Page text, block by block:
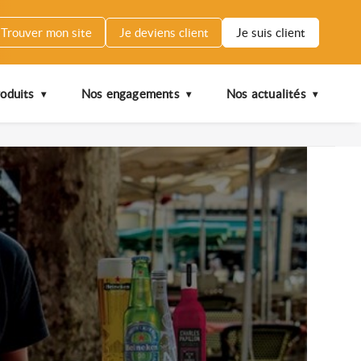
majeures.
Trouver mon site Je deviens client Je suis client
Nos engagements Nos actualités